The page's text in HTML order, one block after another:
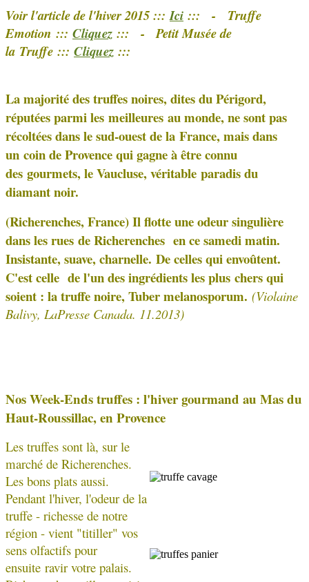
Voir l'article de l'hiver 2015 :::Ici ::: - Truffe
Emotion ::: Cliquez ::: - Petit Musée de
la Truffe ::: Cliquez :::
La majorité des truffes noires, dites du Périgord,
réputées parmi les meilleures au monde, ne sont pas
récoltées dans le sud-ouest de la France, mais dans
un coin de Provence qui gagne à être connu
des gourmets, le Vaucluse, véritable paradis du
diamant noir.
(Richerenches, France) Il flotte une odeur singulière
dans les rues de Richerenches en ce samedi matin.
Insistante, suave, charnelle. De celles qui envoûtent.
C'est celle de l'un des ingrédients les plus chers qui
soient : la truffe noire, Tuber melanosporum. (Violaine
Balivy, LaPresse Canada. 11.2013)
Nos Week-Ends truffes : l'hiver gourmand au Mas du
Haut-Roussillac, en Provence
Les truffes sont là, sur le
marché de Richerenches.
Les bons plats aussi.
Pendant l'hiver, l'odeur de la
truffe - richesse de notre
région - vient "titiller" vos
sens olfactifs pour
ensuite ravir votre palais.